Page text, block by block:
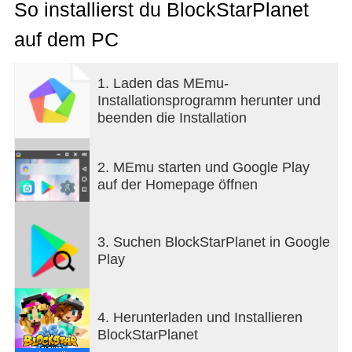
BlockStarPlanet.
- ERTRÄUME einen einzigartigen BlockStar, der
- ERSTELLE tolle Welten für dich und deine
Freunde, in denen ihr spielen könnt.
erstellt von anderen Spielern.
- REMIXE deine eigenen BlockStars und Welten,
wurden.
- HÄNG AB, chatte, spiele Multiplayer-Spiele mit
BlockStarPlanet bietet auf einzigartige Art und
Weise das Teilen von Kreativität zwischen
So installierst du BlockStarPlanet
auf dem PC
1. Laden das MEmu-
Installationsprogramm herunter und
beenden die Installation
2. MEmu starten und Google Play
auf der Homepage öffnen
3. Suchen BlockStarPlanet in Google
Play
4. Herunterladen und Installieren
BlockStarPlanet